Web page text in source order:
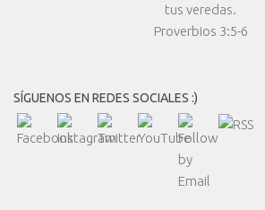
tus veredas.
Proverbios 3:5-6
SÍGUENOS EN REDES SOCIALES :)